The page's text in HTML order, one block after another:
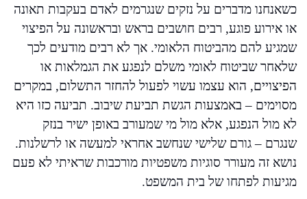
כשאנחנו מדברים על נזקים שנגרמים לאדם בעקבות תאונה
או אירוע פוגע, רבים חושבים בראש ובראשונה על הפיצוי
שמגיע להם מהביטוח הלאומי. אך לא רבים מודעים לכך
שלאחר שביטוח לאומי משלם לנפגע את הגמלאות או
הפיצויים, הוא עצמו עשוי לפעול להחזר התשלום, במקרים
מסוימים – באמצעות הגשת תביעת שיבוב. תביעה כזו היא
לא מול הנפגע, אלא מול מי שמעורב באופן ישיר בנזק
שנגרם – גורם שלישי שנחשב אחראי למעשה או לרשלנות.
נושא זה מעורר סוגיות משפטיות מורכבות שראיתי לא פעם
מגיעות לפתחו של בית המשפט.